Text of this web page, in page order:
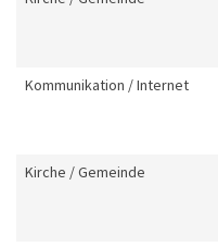
Kommunikation / Internet
Kirche / Gemeinde